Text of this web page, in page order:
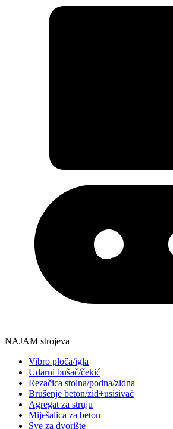
NAJAM strojeva
Vibro ploča/igla
Udarni bušač/čekić
Rezačica stolna/podna/zidna
Brušenje beton/zid+usisivač
Agregat za struju
Miješalica za beton
Sve za dvorište